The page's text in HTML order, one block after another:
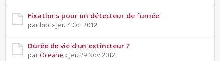
Fixations pour un détecteur de fumée
par bibi » Jeu 4 Oct 2012
Durée de vie d'un extincteur ?
parOceane » Jeu 29 Nov 2012